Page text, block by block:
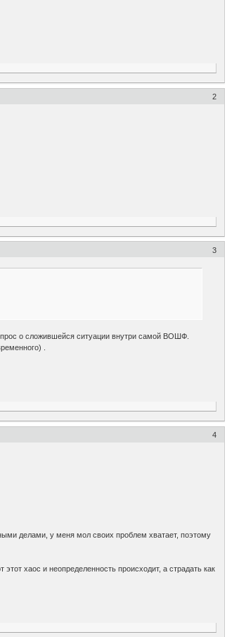
2
3
о сложившейся ситуации внутри самой ВОШФ.
.
4
делами, у меня мол своих проблем хватает, поэтому
хаос и неопределенность происходит, а страдать как